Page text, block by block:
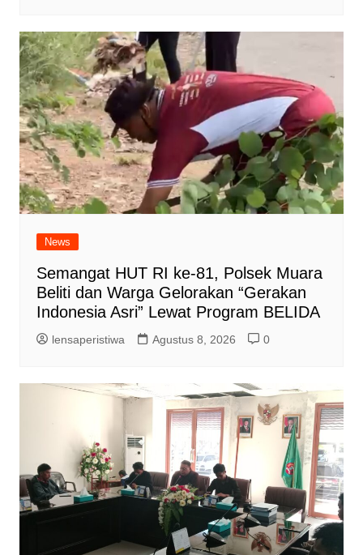
News
Semangat HUT RI ke-81, Polsek Muara
Beliti dan Warga Gelorakan “Gerakan
Indonesia Asri” Lewat Program BELIDA
lensaperistiwa Agustus 8, 2026 0